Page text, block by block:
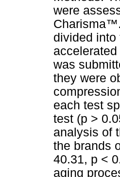
were
divided into
was
they were
each test
test (p >
analysis of
the brands
40.31, p <
aging